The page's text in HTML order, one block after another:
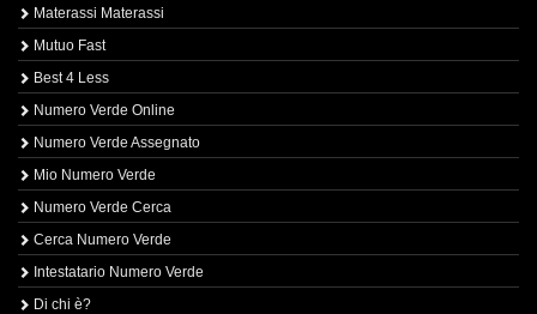
Materassi Materassi
Mutuo Fast
Best 4 Less
Numero Verde Online
Numero Verde Assegnato
Mio Numero Verde
Numero Verde Cerca
Cerca Numero Verde
Intestatario Numero Verde
Di chi è?